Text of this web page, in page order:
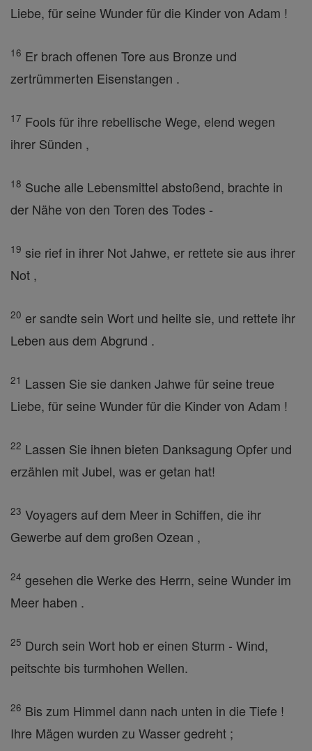
Liebe, für seine Wunder für die Kinder von Adam !
16 Er brach offenen Tore aus Bronze und
zertrümmerten Eisenstangen .
17 Fools für ihre rebellische Wege, elend wegen
ihrer Sünden ,
18 Suche alle Lebensmittel abstoßend, brachte in
der Nähe von den Toren des Todes -
19 sie rief in ihrer Not Jahwe, er rettete sie aus ihrer
Not ,
20 er sandte sein Wort und heilte sie, und rettete ihr
Leben aus dem Abgrund .
21 Lassen Sie sie danken Jahwe für seine treue
Liebe, für seine Wunder für die Kinder von Adam !
22 Lassen Sie ihnen bieten Danksagung Opfer und
erzählen mit Jubel, was er getan hat!
23 Voyagers auf dem Meer in Schiffen, die ihr
Gewerbe auf dem großen Ozean ,
24 gesehen die Werke des Herrn, seine Wunder im
Meer haben .
25 Durch sein Wort hob er einen Sturm - Wind,
peitschte bis turmhohen Wellen.
26 Bis zum Himmel dann nach unten in die Tiefe !
Ihre Mägen wurden zu Wasser gedreht ;